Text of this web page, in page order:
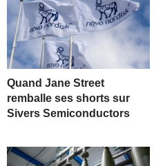
Quand Jane Street
remballe ses shorts sur
Sivers Semiconductors